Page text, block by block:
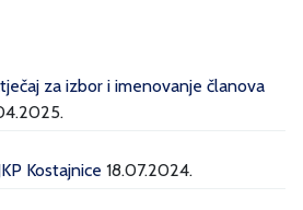
za izbor i imenovanje članova
Kostajnice 18.07.2024.